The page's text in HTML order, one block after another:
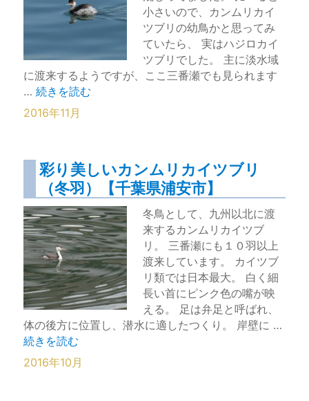
小さいので、カンムリカイ
ツブリの幼鳥かと思ってみ
ていたら、 実はハジロカイ
ツブリでした。 主に淡水域
に渡来するようですが、ここ三番瀬でも見られます
…“まだ群れてないハジロカイツブリ（冬羽）【三番瀬】
続きを読む
2016年11月
彩り美しいカンムリカイツブリ
（冬羽）【千葉県浦安市】
冬鳥として、九州以北に渡
来するカンムリカイツブ
リ。 三番瀬にも１０羽以上
渡来しています。 カイツブ
リ類では日本最大。 白く細
長い首にピンク色の嘴が映
える。 足は弁足と呼ばれ、
体の後方に位置し、潜水に適したつくり。 岸壁に …
“彩り美しいカンムリカイツブリ（冬羽）【千葉県浦安市
続きを読む
2016年10月